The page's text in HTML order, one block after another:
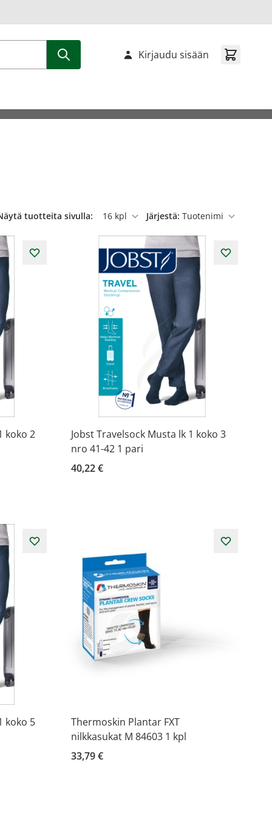
Kirjaudu sisään
tuotteita sivulla:
per sivu
Järjestä:
koko 2
Jobst Travelsock Musta lk 1 koko 3
nro 41-42 1 pari
40,22 €
koko 5
Thermoskin Plantar FXT
nilkkasukat M 84603 1 kpl
33,79 €